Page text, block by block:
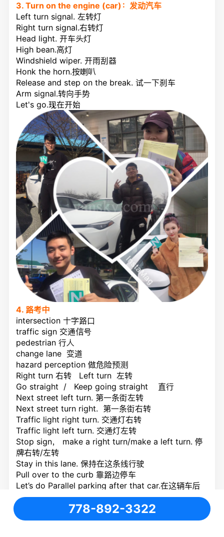
3. Turn on the engine (car)：发动汽车
Left turn signal. 左转灯
Right turn signal.右转灯
Head light. 开车头灯
High bean.高灯
Windshield wiper. 开雨刮器
Honk the horn.按喇叭
Release and step on the break. 试一下刹车
Arm signal.转向手势
Let's go.现在开始
4. 路考中
intersection 十字路口
traffic sign 交通信号
pedestrian 行人
change lane 变道
hazard perception 做危险预测
Right turn 右转 Left turn 左转
Go straight / Keep going straight 直行
Next street left turn. 第一条街左转
Next street turn right. 第一条街右转
Traffic light right turn. 交通灯右转
Traffic light left turn. 交通灯左转
Stop sign， make a right turn/make a left turn. 停
牌右转/左转
Stay in this lane. 保持在这条线行驶
Pull over to the curb 靠路边停车
Let’s do Parallel parking after that car.在这辆车后
做平行泊车
Up hill parking 上斜坡泊车
Down hill parking下斜坡泊车
778-892-3322